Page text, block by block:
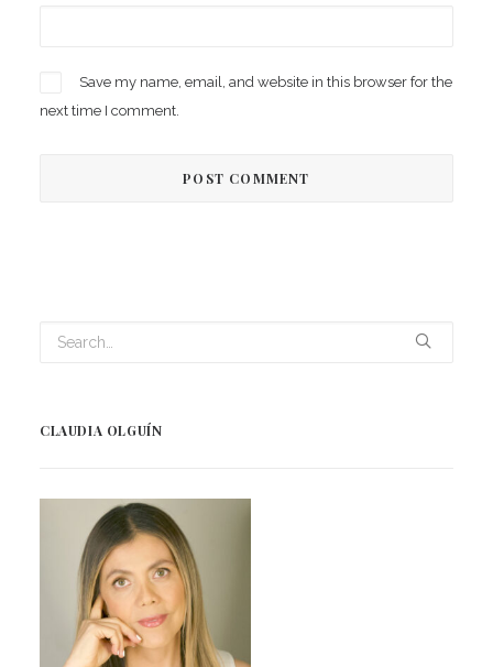
Save my name, email, and website in this browser for the
next time I comment.
CLAUDIA OLGUÍN